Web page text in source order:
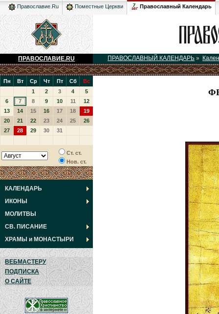
Православие.Ru Поместные Церкви Православный Календарь
ПРАВОСЛАВИЕ.RU ПРАВОСЛАВНЫЙ КАЛЕНДАРЬ »
Пн Вт Ср Чт Пт Сб
Вс
1
2 3 4
5
6
7 8 9 10 11
12
13
14 15 16 17 18
19
20
21 22 23 24 25
26
27
28 29 30 31
Ст. ст.
Нов. ст.
КАЛЕНДАРЬ
ИКОНЫ
МОЛИТВЫ
СВ. ПИСАНИЕ
ХРАМЫ и МОНАСТЫРИ
ВЕБМАСТЕРУ
ПОДПИСКА
О САЙТЕ